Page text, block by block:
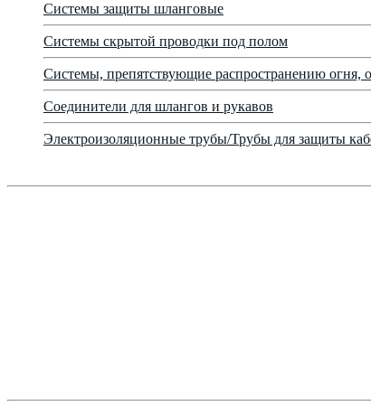
Системы защиты шланговые
Системы скрытой проводки под полом
Системы, препятствующие распространению огня,
Соединители для шлангов и рукавов
Электроизоляционные трубы/Трубы для защиты